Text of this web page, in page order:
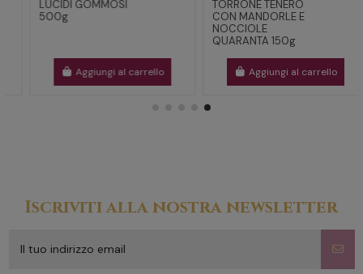
LUCIDI GOMMOSI
500g
Aggiungi al carrello
TORRONE TENERO
CON MANDORLE E
NOCCIOLE
QUARANTA 150g
Aggiungi al carrello
Iscriviti alla nostra newsletter